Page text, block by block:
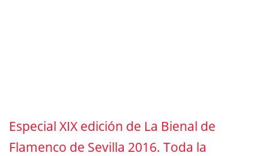
Especial XIX edición de La Bienal de
Flamenco de Sevilla 2016. Toda la